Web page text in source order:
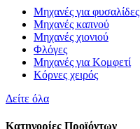
Μηχανές για φυσαλίδες
Μηχανές καπνού
Μηχανές χιονιού
Φλόγες
Μηχανές για Κομφετί
Κόρνες χειρός
Δείτε όλα
Κατηγορίες Προϊόντων